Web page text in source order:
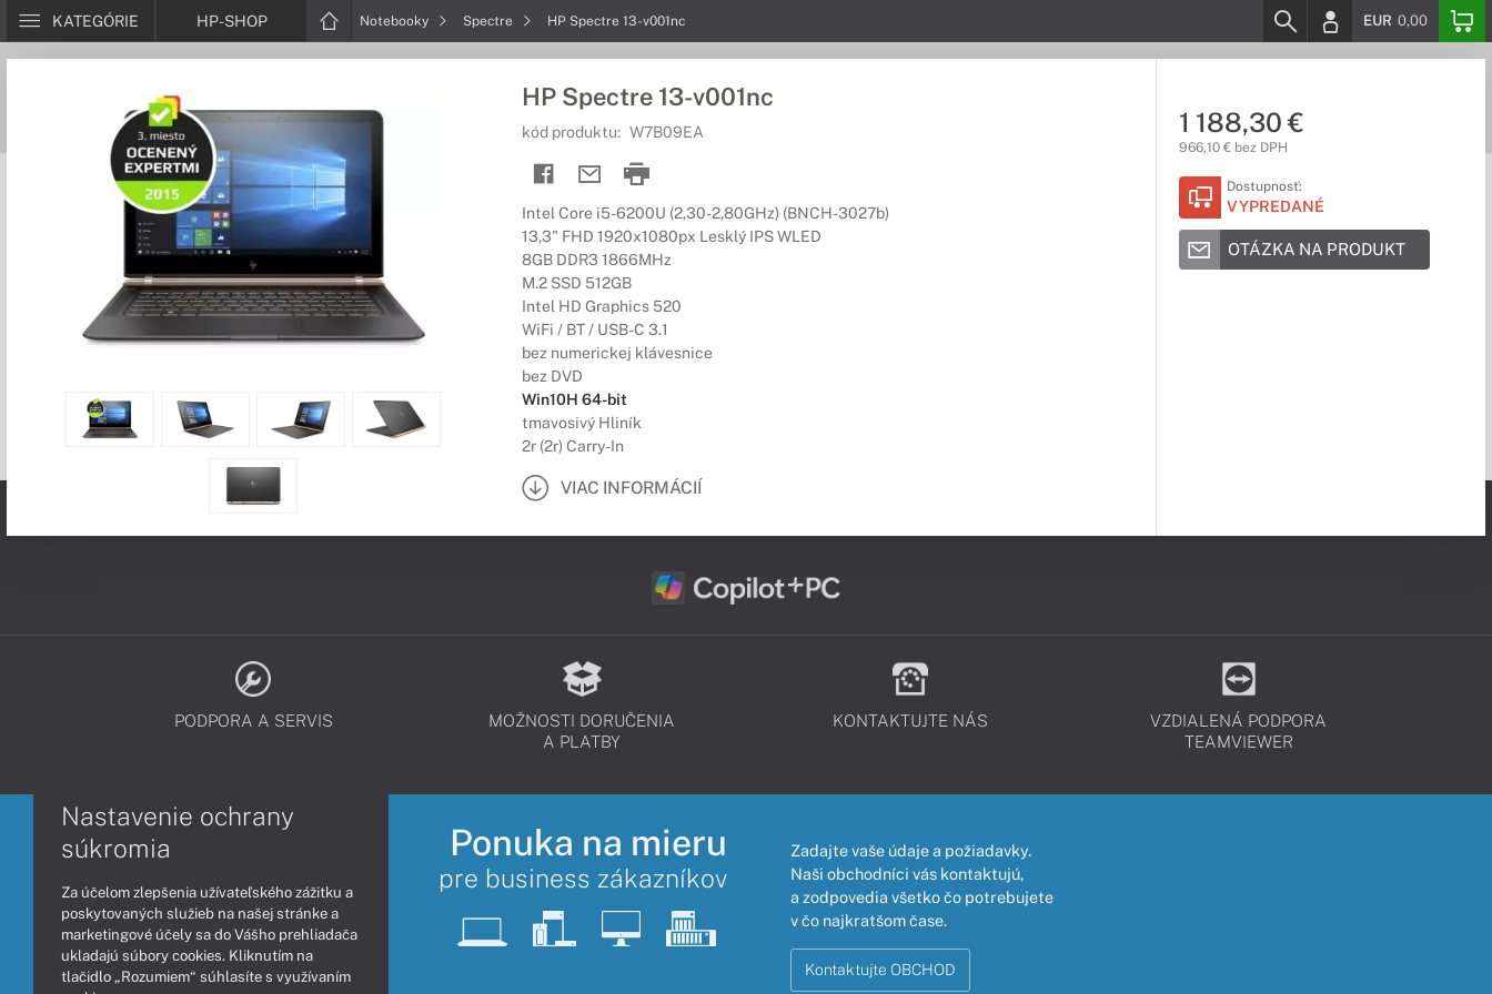
KATEGÓRIE HP-SHOP Notebooky Spectre HP Spectre 13-v001nc EUR 0,00
HP Spectre 13-v001nc
kód produktu: W7B09EA
Intel Core i5-6200U (2,30-2,80GHz) (BNCH-3027b)
13,3" FHD 1920x1080px Lesklý IPS WLED
8GB DDR3 1866MHz
M.2 SSD 512GB
Intel HD Graphics 520
WiFi / BT / USB-C 3.1
bez numerickej klávesnice
bez DVD
Win10H 64-bit
tmavosivý Hliník
2r (2r) Carry-In
VIAC INFORMÁCIÍ
1 188,30 €
966,10 € bez DPH
Dostupnosť:
VYPREDANÉ
OTÁZKA NA PRODUKT
PODPORA A SERVIS
MOŽNOSTI DORUČENIA
A PLATBY
KONTAKTUJTE NÁS
VZDIALENÁ PODPORA
TEAMVIEWER
Ponuka na mieru
pre business zákazníkov
Zadajte vaše údaje a požiadavky.
Naši obchodníci vás kontaktujú,
a zodpovedia všetko čo potrebujete
v čo najkratšom čase.
Kontaktujte OBCHOD
Nastavenie ochrany
súkromia
Za účelom zlepšenia užívateľského zážitku a
poskytovaných služieb na našej stránke a
marketingové účely sa do Vášho prehliadača
ukladajú súbory cookies. Kliknutím na
tlačidlo „Rozumiem“ súhlasíte s využívaním